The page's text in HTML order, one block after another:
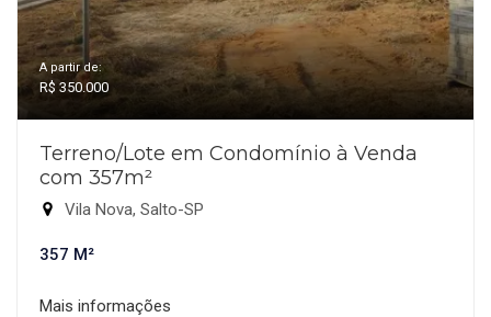
A partir de:
R$ 350.000
Terreno/Lote em Condomínio à Venda
com 357m²
Vila Nova, Salto-SP
357 M²
Mais informações